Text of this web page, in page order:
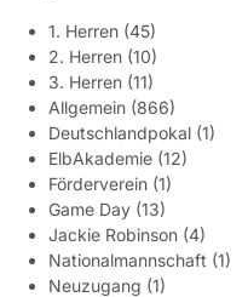
1. Herren (45)
2. Herren (10)
3. Herren (11)
Allgemein (866)
Deutschlandpokal (1)
ElbAkademie (12)
Förderverein (1)
Game Day (13)
Jackie Robinson (4)
Nationalmannschaft (1)
Neuzugang (1)